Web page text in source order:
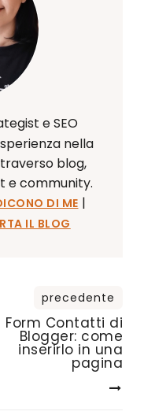
e SEO
nella
blog,
e community.
DI ME |
IL BLOG
Form Contatti di
Blogger: come
inserirlo in una
pagina